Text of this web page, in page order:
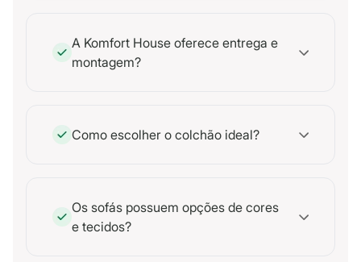
A Komfort House oferece entrega e
montagem?
Como escolher o colchão ideal?
Os sofás possuem opções de cores
e tecidos?